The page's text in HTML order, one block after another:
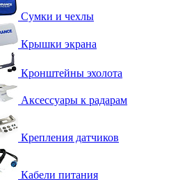
Сумки и чехлы
Крышки экрана
Кронштейны эхолота
Аксессуары к радарам
Крепления датчиков
Кабели питания